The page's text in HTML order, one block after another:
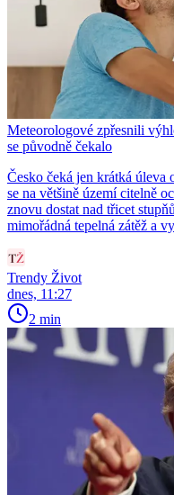
Meteorologové zpřesnili
se původně čekalo
Česko čeká jen krátká
se na většině území citelně
znovu dostat nad třicet
mimořádná tepelná zátěž a
Trendy Život
dnes, 11:27
2 min